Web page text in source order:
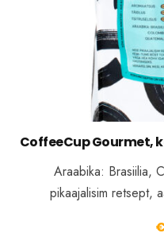
CoffeeCup Gourmet,
Araabika: Brasiilia,
pikaajalisim retsept,